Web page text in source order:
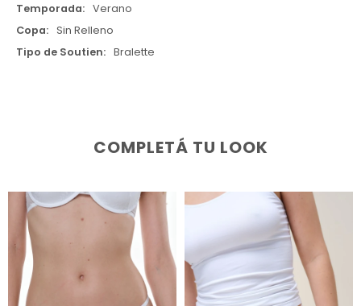
Temporada
Verano
Copa
Sin Relleno
Tipo de Soutien
Bralette
COMPLETÁ TU LOOK